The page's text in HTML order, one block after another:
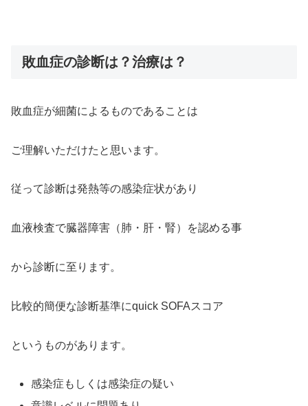
敗血症の診断は？治療は？
敗血症が細菌によるものであることは
ご理解いただけたと思います。
従って診断は発熱等の感染症状があり
血液検査で臓器障害（肺・肝・腎）を認める事
から診断に至ります。
比較的簡便な診断基準にquick SOFAスコア
というものがあります。
感染症もしくは感染症の疑い